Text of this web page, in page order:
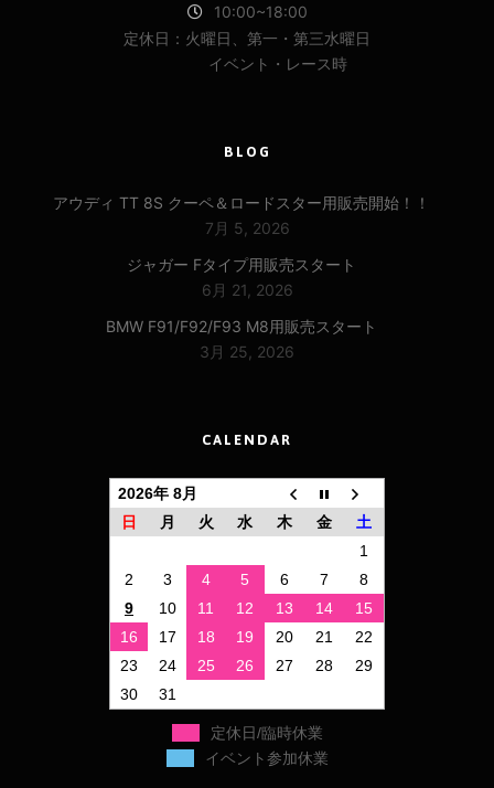
10:00~18:00
定休日：火曜日、第一・第三水曜日
イベント・レース時
BLOG
アウディ TT 8S クーペ＆ロードスター用販売開始！！
7月 5, 2026
ジャガー Fタイプ用販売スタート
6月 21, 2026
BMW F91/F92/F93 M8用販売スタート
3月 25, 2026
CALENDAR
2026年 8月
日
月 火 水 木 金
土
1
2
3 4 5 6 7
8
9
10 11 12 13 14
15
16
17 18 19 20 21
22
23
24 25 26 27 28
29
30
31
定休日/臨時休業
イベント参加休業